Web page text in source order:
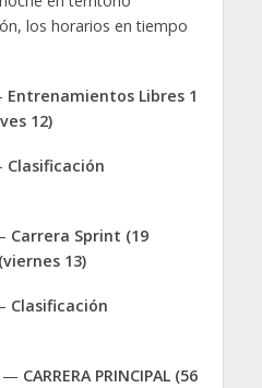
los horarios en tiempo
Entrenamientos Libres 1
12)
Clasificación
Carrera Sprint (19
13)
Clasificación
— CARRERA PRINCIPAL (56